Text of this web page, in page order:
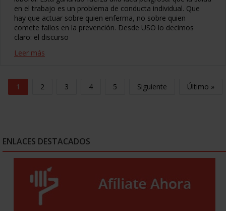
en el trabajo es un problema de conducta individual. Que
hay que actuar sobre quien enferma, no sobre quien
comete fallos en la prevención. Desde USO lo decimos
claro: el discurso
Leer más
1 2 3 4 5 Siguiente Último »
ENLACES DESTACADOS